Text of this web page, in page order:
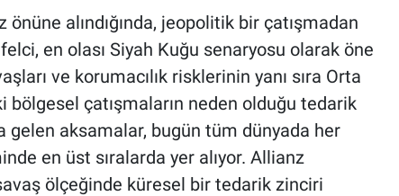
alındığında, jeopolitik bir çatışmadan
en olası Siyah Kuğu senaryosu olarak öne
ve korumacılık risklerinin yanı sıra Orta
bölgesel çatışmaların neden olduğu tedarik
aksamalar, bugün tüm dünyada her
en üst sıralarda yer alıyor. Allianz
ölçeğinde küresel bir tedarik zinciri